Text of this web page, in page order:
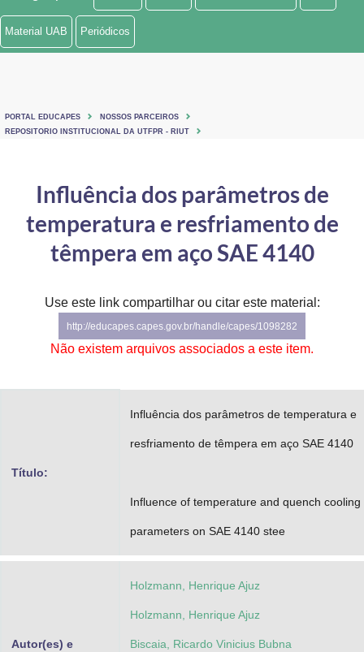
Ministério de Minas e Energia
Ministério do Turismo
Controladoria-Geral da União
Ministério da Mulher, da Família e dos Direitos Humanos
Secretaria de Governo
Gabinete de Segurança Institucional
Material UAB Periódicos
PORTAL EDUCAPES
NOSSOS PARCEIROS
REPOSITORIO INSTITUCIONAL DA UTFPR - RIUT
Influência dos parâmetros de
temperatura e resfriamento de
têmpera em aço SAE 4140
Use este link compartilhar ou citar este material:
http://educapes.capes.gov.br/handle/capes/1098282
Não existem arquivos associados a este item.
Título:
Influência dos parâmetros de temperatura e
resfriamento de têmpera em aço SAE 4140
Influence of temperature and quench cooling
parameters on SAE 4140 stee
Autor(es) e
Holzmann, Henrique Ajuz
Holzmann, Henrique Ajuz
Biscaia, Ricardo Vinicius Bubna